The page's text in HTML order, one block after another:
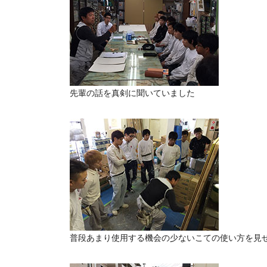
先輩の話を真剣に聞いていました
普段あまり使用する機会の少ないこての使い方を見